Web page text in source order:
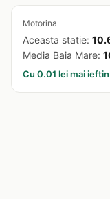
Motorina
Aceasta statie:
Media Baia Mare:
Cu 0.01 lei mai